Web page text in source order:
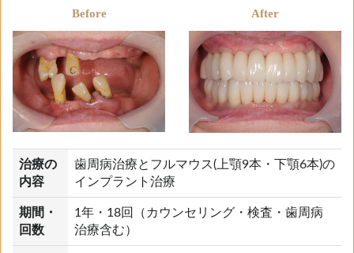
Before After
治療の
内容
歯周病治療とフルマウス(上顎9本・下顎6本)の
インプラント治療
期間・
回数
1年・18回（カウンセリング・検査・歯周病
治療含む）